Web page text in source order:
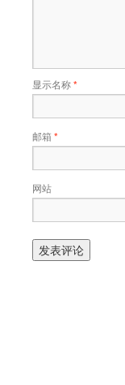
显示名称*
邮箱 *
网站